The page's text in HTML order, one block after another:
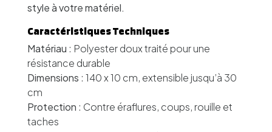
style à votre matériel.
Caractéristiques Techniques
Matériau : Polyester doux traité pour une
résistance durable
Dimensions : 140 x 10 cm, extensible jusqu’à 30
cm
Protection : Contre éraflures, coups, rouille et
taches